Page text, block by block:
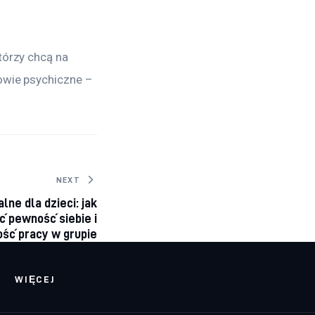
chcą na
psychiczne –
NEXT
dla dzieci: jak
pewność siebie i
pracy w grupie
WIĘCEJ